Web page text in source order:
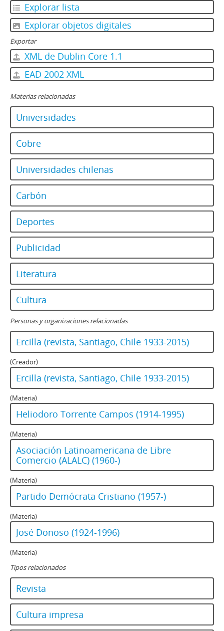
Explorar lista
Explorar objetos digitales
Exportar
XML de Dublin Core 1.1
EAD 2002 XML
Materias relacionadas
Universidades
Cobre
Universidades chilenas
Carbón
Deportes
Publicidad
Literatura
Cultura
Personas y organizaciones relacionadas
Ercilla (revista, Santiago, Chile 1933-2015)
(Creador)
Ercilla (revista, Santiago, Chile 1933-2015)
(Materia)
Heliodoro Torrente Campos (1914-1995)
(Materia)
Asociación Latinoamericana de Libre
Comercio (ALALC) (1960-)
(Materia)
Partido Demócrata Cristiano (1957-)
(Materia)
José Donoso (1924-1996)
(Materia)
Tipos relacionados
Revista
Cultura impresa